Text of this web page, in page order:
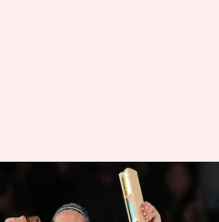
में स्वर्ण जीतने वाली
पुरुष हैं? सामने आई ये